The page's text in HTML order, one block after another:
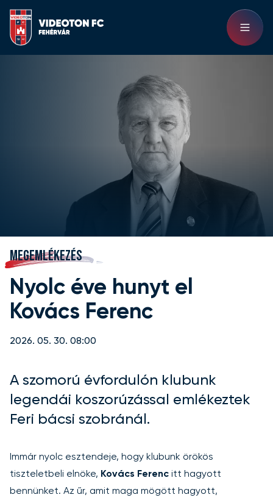
MEGEMLÉKEZÉS
Nyolc éve hunyt el
Kovács Ferenc
2026. 05. 30. 08:00
A szomorú évfordulón klubunk
legendái koszorúzással emlékeztek
Feri bácsi szobránál.
Immár nyolc esztendeje, hogy klubunk örökös
tiszteletbeli elnöke, Kovács Ferenc itt hagyott
bennünket. Az űr, amit maga mögött hagyott,